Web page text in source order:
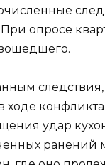
опросе
ходе
удар
ранений